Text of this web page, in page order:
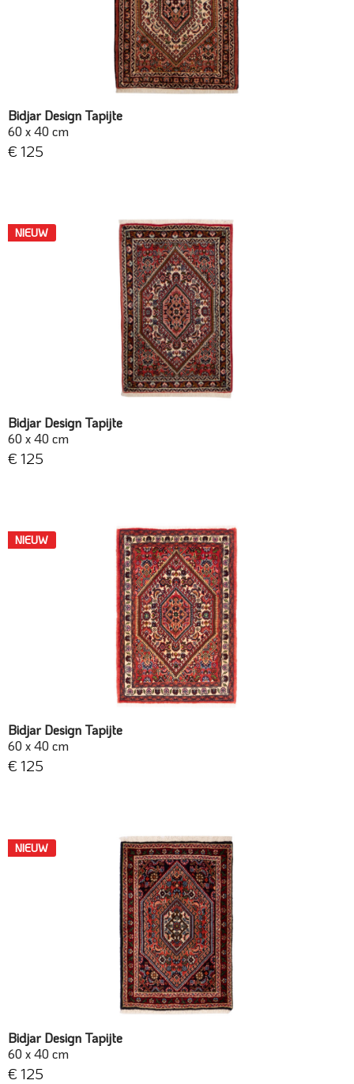
Bidjar Design Tapijte
60 x 40 cm
€ 125
NIEUW
Bidjar Design Tapijte
60 x 40 cm
€ 125
NIEUW
Bidjar Design Tapijte
60 x 40 cm
€ 125
NIEUW
Bidjar Design Tapijte
60 x 40 cm
€ 125